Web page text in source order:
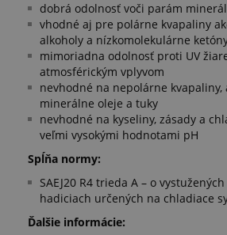
dobrá odolnosť voči parám
vhodné aj pre polárne kvapaliny
alkoholy a nízkomolekulárne
mimoriadna odolnosť proti UV
atmosférickým vplyvom
nevhodné na nepolárne kvapaliny,
minerálne oleje a tuky
nevhodné na kyseliny, zásady a
veľmi vysokými hodnotami pH
Spĺňa normy:
SAEJ20 R4 trieda A – o
hadiciach určených na chladiace
Ďalšie informácie: